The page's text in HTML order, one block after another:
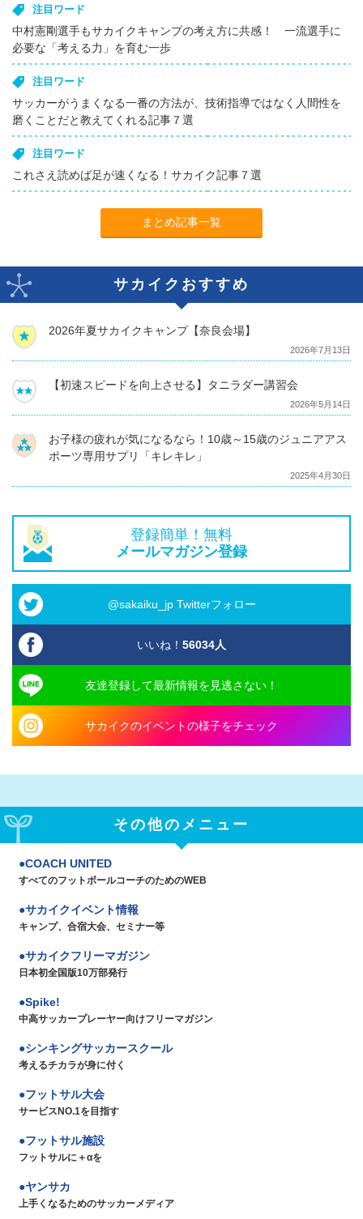
注目ワード
中村憲剛選手もサカイクキャンプの考え方に共感！ 一流選手に
必要な「考える力」を育む一歩
注目ワード
サッカーがうまくなる一番の方法が、技術指導ではなく人間性を
磨くことだと教えてくれる記事７選
注目ワード
これさえ読めば足が速くなる！サカイク記事７選
まとめ記事一覧
サカイクおすすめ
2026年夏サカイクキャンプ【奈良会場】
2026年7月13日
【初速スピードを向上させる】タニラダー講習会
2026年5月14日
お子様の疲れが気になるなら！10歳～15歳のジュニアアス
ポーツ専用サプリ「キレキレ」
2025年4月30日
登録簡単！無料
メールマガジン登録
@sakaiku_jp Twitterフォロー
いいね！ 56034人
友達登録して最新情報を見逃さない！
サカイクのイベントの様子をチェック
その他のメニュー
COACH UNITED
すべてのフットボールコーチのためのWEB
サカイクイベント情報
キャンプ、合宿大会、セミナー等
サカイクフリーマガジン
日本初全国版10万部発行
Spike!
中高サッカープレーヤー向けフリーマガジン
シンキングサッカースクール
考えるチカラが身に付く
フットサル大会
サービスNO.1を目指す
フットサル施設
フットサルに＋αを
ヤンサカ
上手くなるためのサッカーメディア